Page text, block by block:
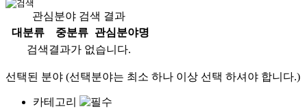
관심분야 검색 결과
대분류
중분류
관심분야명
검색결과가 없습니다.
선택된 분야 (선택분야는 최소 하나 이상 선택 하셔야 합니다.)
카테고리